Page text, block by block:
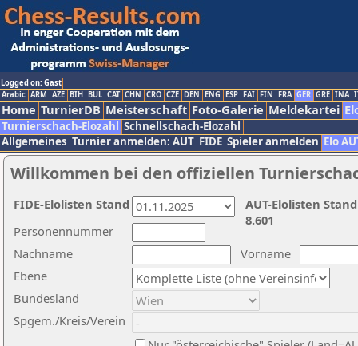
Logged on: Gast
Arabic ARM AZE BIH BUL CAT CHN CRO CZE DEN ENG ESP FAI FIN FRA GER GRE INA
Home TurnierDB Meisterschaft Foto-Galerie Meldekartei
Turnierschach-Elozahl Schnellschach-Elozahl
Allgemeines Turnier anmelden: AUT FIDE Spieler anmelden Elo
Willkommen bei den offiziellen
Nachname
Vorname
Ebene
Personennummer
Bundesland
Spgem./Kreis/Verein
AUT-Elolisten
8.601
FIDE-Elolisten Stand